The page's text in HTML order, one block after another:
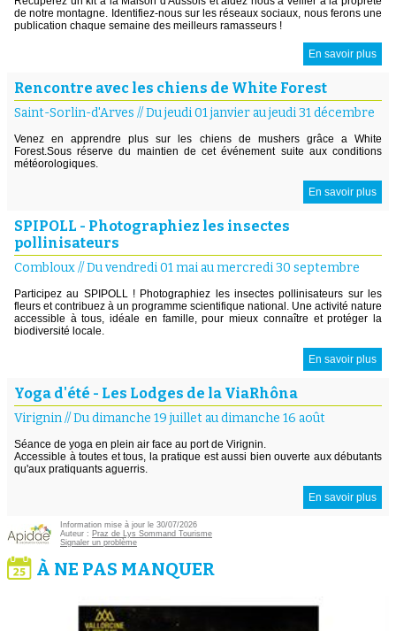
de notre montagne. Identifiez-nous sur les réseaux sociaux, nous ferons une
publication chaque semaine des meilleurs ramasseurs !
En savoir plus
Rencontre avec les chiens de White Forest
Saint-Sorlin-d'Arves //Du jeudi 01 janvier au jeudi 31 décembre
Venez en apprendre plus sur les chiens de mushers grâce a White
Forest.Sous réserve du maintien de cet événement suite aux conditions
météorologiques.
En savoir plus
SPIPOLL - Photographiez les insectes
pollinisateurs
Combloux//Du vendredi 01 mai au mercredi 30 septembre
Participez au SPIPOLL ! Photographiez les insectes pollinisateurs sur les
fleurs et contribuez à un programme scientifique national. Une activité nature
accessible à tous, idéale en famille, pour mieux connaître et protéger la
biodiversité locale.
En savoir plus
Yoga d'été - Les Lodges de la ViaRhôna
Virignin//Du dimanche 19 juillet au dimanche 16 août
Séance de yoga en plein air face au port de Virignin.
Accessible à toutes et tous, la pratique est aussi bien ouverte aux débutants
qu'aux pratiquants aguerris.
En savoir plus
Information mise à jour le 30/07/2026
Auteur : Praz de Lys Sommand Tourisme
Signaler un problème
À NE PAS MANQUER